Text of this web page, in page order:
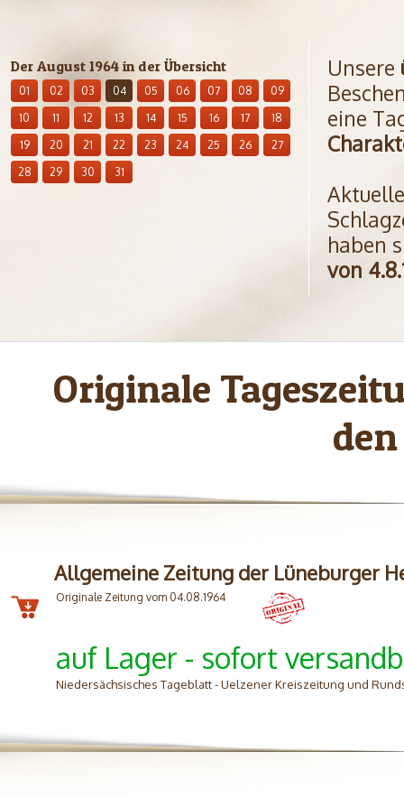
Der August 1964 in der Übersicht
01 02 03 04 05 06 07 08
09
10
11 12 13 14 15 16 17
18
19
20 21 22 23 24 25 26
27
28
29 30 31
Unsere
eine
haben
von
Originale
Allgemeine Zeitung der Lüneburger
Originale Zeitung vom 04.08.1964
auf Lager - sofort
Niedersächsisches Tageblatt - Uelzener Kreiszeitung und